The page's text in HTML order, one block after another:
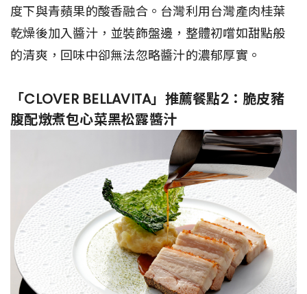
度下與青蘋果的酸香融合。台灣利用台灣產肉桂葉
乾燥後加入醬汁，並裝飾盤邊，整體初嚐如甜點般
的清爽，回味中卻無法忽略醬汁的濃郁厚實。
「CLOVER BELLAVITA」推薦餐點2：脆皮豬
腹配燉煮包心菜黑松露醬汁